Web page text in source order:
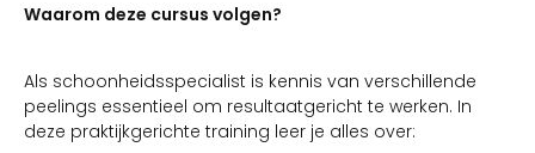
Waarom deze cursus volgen?
Als schoonheidsspecialist is kennis van verschillende
peelings essentieel om resultaatgericht te werken. In
deze praktijkgerichte training leer je alles over: